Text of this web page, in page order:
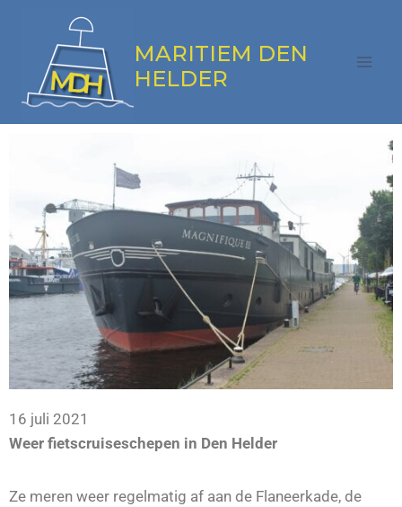
MARITIEM DEN
HELDER
16 juli 2021
Weer fietscruiseschepen in Den Helder
Ze meren weer regelmatig af aan de Flaneerkade, de